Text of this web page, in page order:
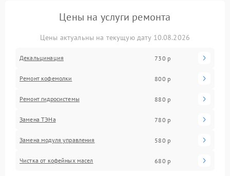
Цены на услуги ремонта
Цены актуальны на текущую дату 10.08.2026
Декальцинация 730 р
Ремонт кофемолки 800 р
Ремонт гидросистемы 880 р
Замена ТЭНа 780 р
Замена модуля управления 580 р
Чистка от кофейных масел 680 р